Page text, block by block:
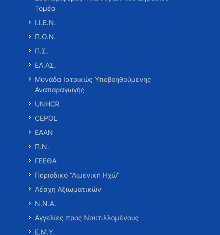
Τομέα
Ι.Ι.Ε.Ν.
Π.Ο.Ν.
Π.Σ.
ΕΛ.ΑΣ.
Μονάδα Ιατρικώς Υποβοηθούμενης
Αναπαραγωγής
UNHCR
CEPOL
ΕΑΑΝ
Π.Ν.
ΓΕΕΘΑ
Περιοδικό “Λιμενική Ηχώ”
Λέσχη Αξιωματικών
Ν.Ν.Α.
Αγγελίες προς Ναυτιλλομένους
Ε.Μ.Υ.